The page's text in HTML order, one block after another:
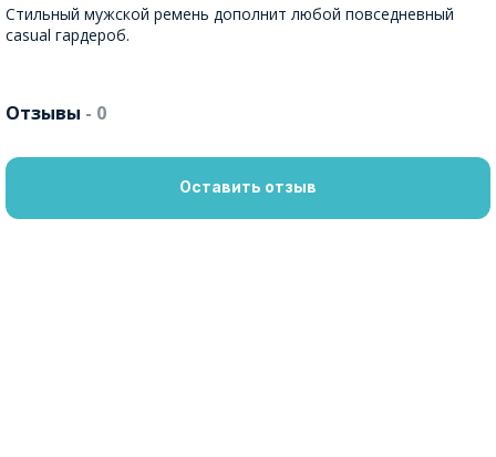
Стильный мужской ремень дополнит любой повседневный
casual гардероб.
Отзывы - 0
Оставить отзыв